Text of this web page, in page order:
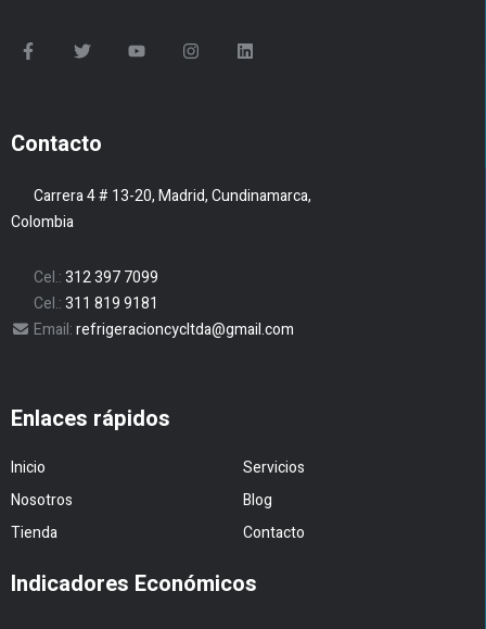
Contacto
Carrera 4 # 13-20, Madrid, Cundinamarca,
Colombia
Cel.:312 397 7099
Cel.:311 819 9181
Email:refrigeracioncycltda@gmail.com
Enlaces rápidos
Inicio
Servicios
Nosotros
Blog
Tienda
Contacto
Indicadores Económicos